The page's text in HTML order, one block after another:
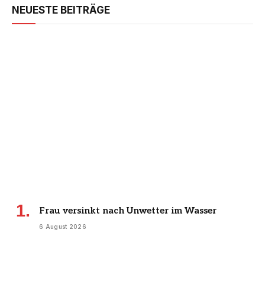
NEUESTE BEITRÄGE
Frau versinkt nach Unwetter im Wasser
6 August 2026